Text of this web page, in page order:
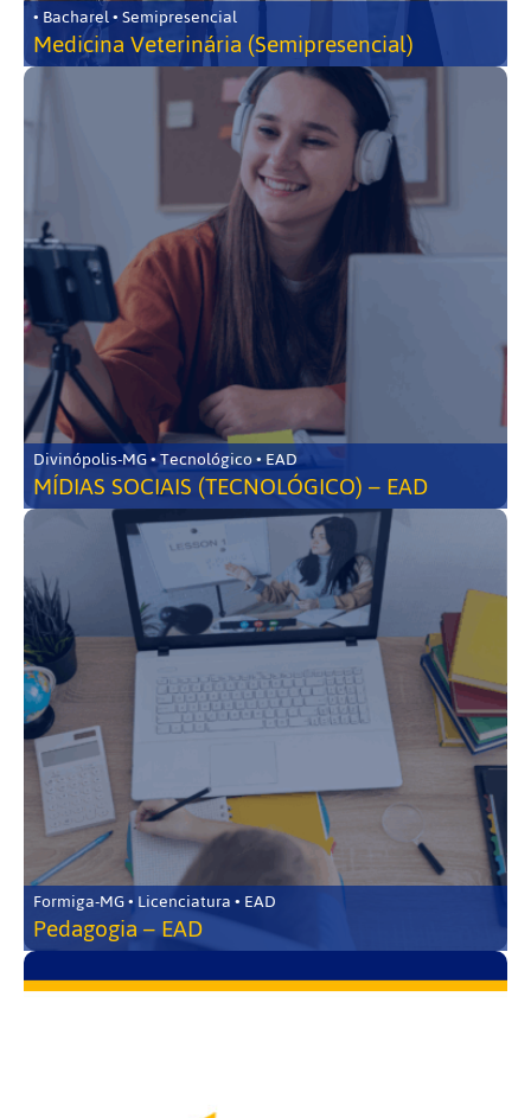
• Bacharel • Semipresencial
Medicina Veterinária (Semipresencial)
Divinópolis-MG • Tecnológico • EAD
MÍDIAS SOCIAIS (TECNOLÓGICO) – EAD
Formiga-MG • Licenciatura • EAD
Pedagogia – EAD